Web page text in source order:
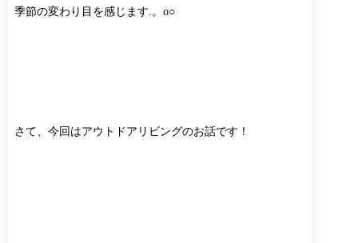
季節の変わり目を感じます.。o○
さて、今回はアウトドアリビングのお話です！